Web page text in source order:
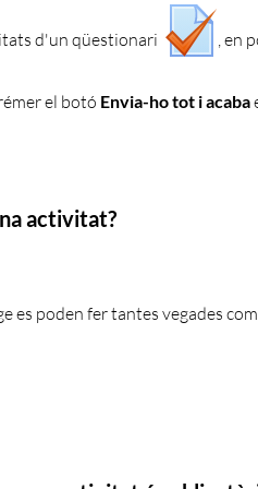
d'un qüestionari , en
el botó Envia-ho tot i acaba
activitat?
es poden fer tantes vegades